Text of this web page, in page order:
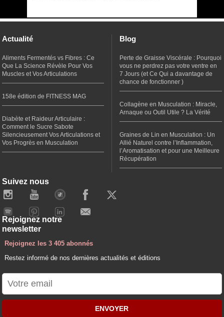
Actualité
Aliments Fermentés vs Fibres : Ce
Que La Science Révèle Pour Vos
Muscles et Vos Articulations
158e édition de FITNESS MAG
Diabète et Raideur Articulaire :
Comment le Sucre Sabote
Silencieusement Vos Articulations et
Vos Progrès en Musculation
Blog
Perte de Graisse Viscérale : Pourquoi
vous ne perdrez pas votre ventre en
7 Jours (et Ce Qui a davantage de
chance de fonctionner )
Collagène en Musculation : Miracle,
Arnaque ou Outil Utile ? La Vérité
Graines de Lin en Musculation : Un
Allié Naturel contre l’Inflammation,
l’Aromatisation et pour une Meilleure
Récupération
Suivez nous
Rejoignez notre
newsletter
Rejoignez les 3 405 abonnés
Restez informé de nos dernières actualités et éditions
ENVOYER